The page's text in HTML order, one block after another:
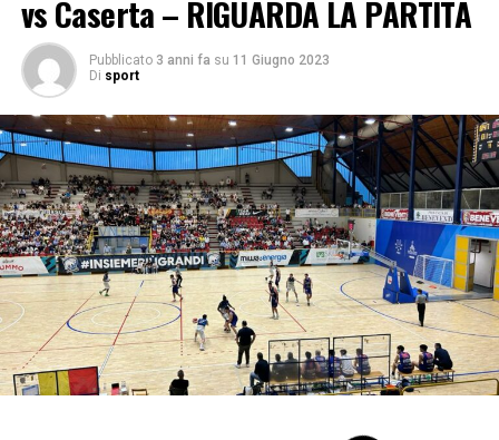
vs Caserta – RIGUARDA LA PARTITA
Pubblicato 3 anni fa su 11 Giugno 2023
Di sport